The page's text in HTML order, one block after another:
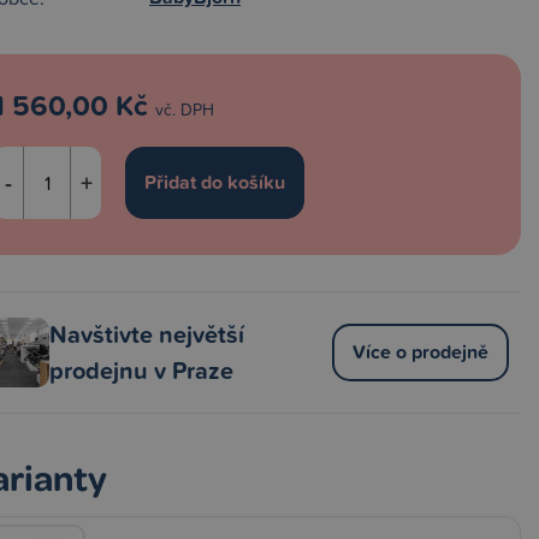
560,00 Kč vč. DPH
- +
Navštivte největší
prodejnu v Praze
Více o prodejně